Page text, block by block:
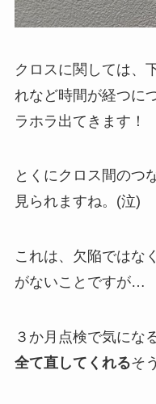
クロスに関しては、
れなど時間が経つに
ラホラ出てきます！
とくにクロス間のつ
見られますね。(泣)
これは、欠陥ではなく
がないことですが…
３か月点検で気にな
全て直してくれるそ